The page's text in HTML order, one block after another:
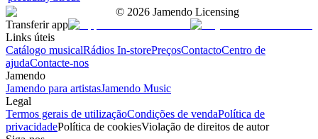
© 2026 Jamendo Licensing
Transferir app
Links úteis
Catálogo musicalRádios In-storePreçosContactoCentro de
ajudaContacte-nos
Jamendo
Jamendo para artistasJamendo Music
Legal
Termos gerais de utilizaçãoCondições de vendaPolítica de
privacidadePolítica de cookiesViolação de direitos de autor